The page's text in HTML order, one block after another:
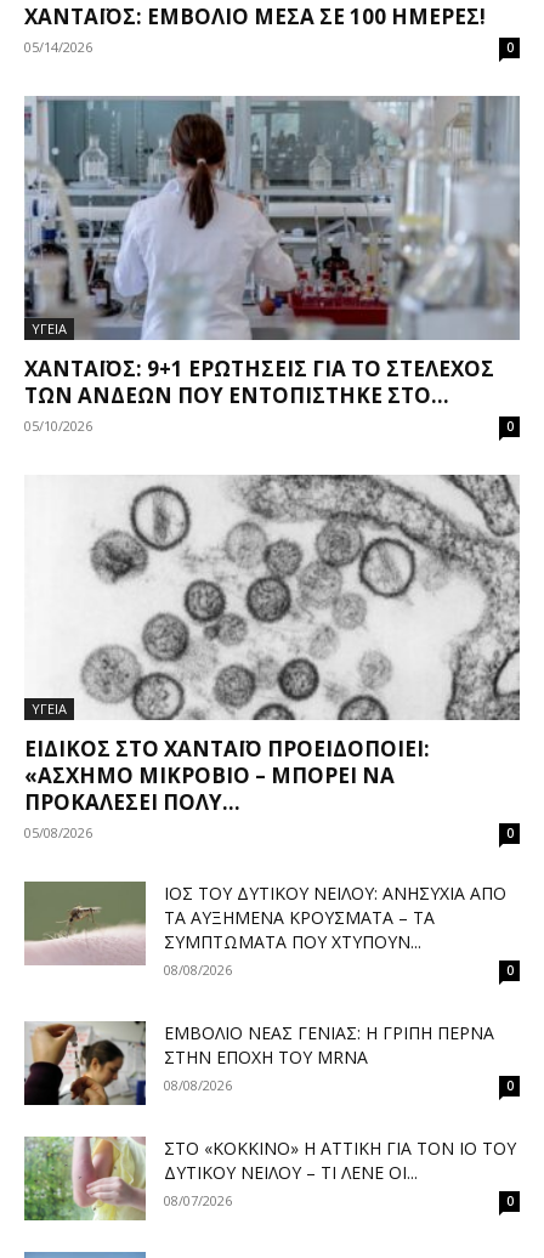
ΧΑΝΤΑΪΌΣ: ΕΜΒΌΛΙΟ ΜΈΣΑ ΣΕ 100 ΗΜΈΡΕΣ!
05/14/2026 0
ΥΓΕΙΑ
ΧΑΝΤΑΪΌΣ: 9+1 ΕΡΩΤΉΣΕΙΣ ΓΙΑ ΤΟ ΣΤΈΛΕΧΟΣ
ΤΩΝ ΆΝΔΕΩΝ ΠΟΥ ΕΝΤΟΠΊΣΤΗΚΕ ΣΤΟ...
05/10/2026 0
ΥΓΕΙΑ
ΕΙΔΙΚΌΣ ΣΤΟ ΧΑΝΤΑΪΌ ΠΡΟΕΙΔΟΠΟΙΕΊ:
«ΆΣΧΗΜΟ ΜΙΚΡΌΒΙΟ – ΜΠΟΡΕΊ ΝΑ
ΠΡΟΚΑΛΈΣΕΙ ΠΟΛΎ...
05/08/2026 0
ΙΌΣ ΤΟΥ ΔΥΤΙΚΟΎ ΝΕΊΛΟΥ: ΑΝΗΣΥΧΊΑ ΑΠΌ
ΤΑ ΑΥΞΗΜΈΝΑ ΚΡΟΎΣΜΑΤΑ – ΤΑ
ΣΥΜΠΤΏΜΑΤΑ ΠΟΥ ΧΤΥΠΟΎΝ...
08/08/2026 0
ΕΜΒΌΛΙΟ ΝΈΑΣ ΓΕΝΙΆΣ: Η ΓΡΊΠΗ ΠΕΡΝΆ
ΣΤΗΝ ΕΠΟΧΉ ΤΟΥ MRNA
08/08/2026 0
ΣΤΟ «ΚΌΚΚΙΝΟ» Η ΑΤΤΙΚΉ ΓΙΑ ΤΟΝ ΙΌ ΤΟΥ
ΔΥΤΙΚΟΎ ΝΕΊΛΟΥ – ΤΙ ΛΈΝΕ ΟΙ...
08/07/2026 0